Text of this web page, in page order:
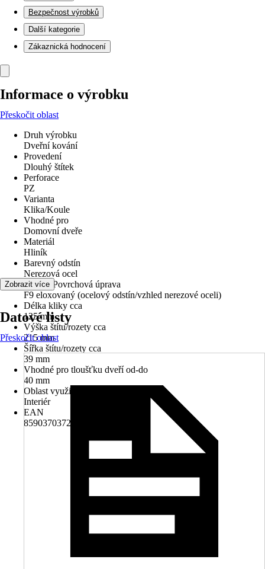
Bezpečnost výrobků
Další kategorie
Zákaznická hodnocení
Informace o výrobku
Přeskočit oblast
Druh výrobku
Dveřní kování
Provedení
Dlouhý štítek
Perforace
PZ
Varianta
Klika/Koule
Vhodné pro
Domovní dveře
Materiál
Hliník
Barevný odstín
Nerezová ocel
Povrch/Povrchová úprava
F9 eloxovaný (ocelový odstín/vzhled nerezové oceli)
Délka kliky cca
125 mm
Výška štítu/rozety cca
215 mm
Šířka štítu/rozety cca
39 mm
Vhodné pro tloušťku dveří od-do
40 mm
Oblast využití
Interiér
EAN
8590370372699
Zobrazit více
Datové listy
Přeskočit oblast